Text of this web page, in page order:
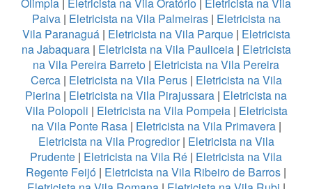
Paiva| Eletricista na Vila Palmeiras| Eletricista na
Vila Paranaguá| Eletricista na Vila Parque| Eletricista
na Jabaquara| Eletricista na Vila Pauliceia| Eletricista
na Vila Pereira Barreto | Eletricista na Vila Pereira
Cerca| Eletricista na Vila Perus| Eletricista na Vila
Pierina | Eletricista na Vila Pirajussara | Eletricista na
Vila Polopoli | Eletricista na Vila Pompeia| Eletricista
na Vila Ponte Rasa| Eletricista na Vila Primavera|
Eletricista na Vila Progredior| Eletricista na Vila
Prudente | Eletricista na Vila Ré | Eletricista na Vila
Regente Feijó | Eletricista na Vila Ribeiro de Barros |